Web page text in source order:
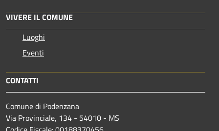
VIVERE IL COMUNE
Luoghi
Eventi
CONTATTI
Comune di Podenzana
Via Provinciale, 134 - 54010 - MS